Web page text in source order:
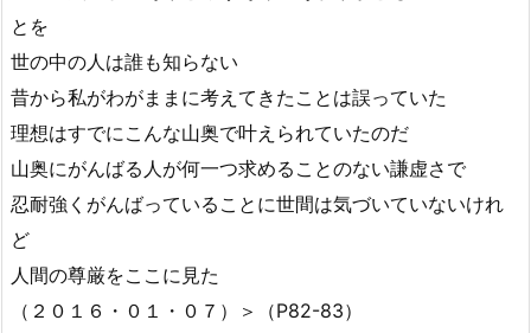
とを
世の中の人は誰も知らない
昔から私がわがままに考えてきたことは誤っていた
理想はすでにこんな山奥で叶えられていたのだ
山奥にがんばる人が何一つ求めることのない謙虚さで
忍耐強くがんばっていることに世間は気づいていないけれ
ど
人間の尊厳をここに見た
（２０１６・０１・０７）＞（P82-83）